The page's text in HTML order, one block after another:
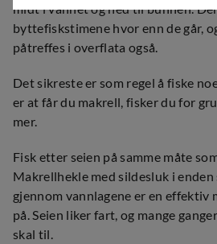
midt i vannet og ned til bunnen.
byttefiskstimene hvor enn de går,
påtreffes i overflata også.
Det sikreste er som regel å fiske
er at får du makrell, fisker du for
mer.
Fisk etter seien på samme måte
Makrellhekle med sildesluk i
gjennom vannlagene er en effektiv
på. Seien liker fart, og mange
skal til.